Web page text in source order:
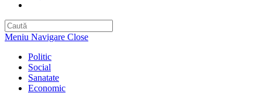
Meniu Navigare Close
Politic
Social
Sanatate
Economic